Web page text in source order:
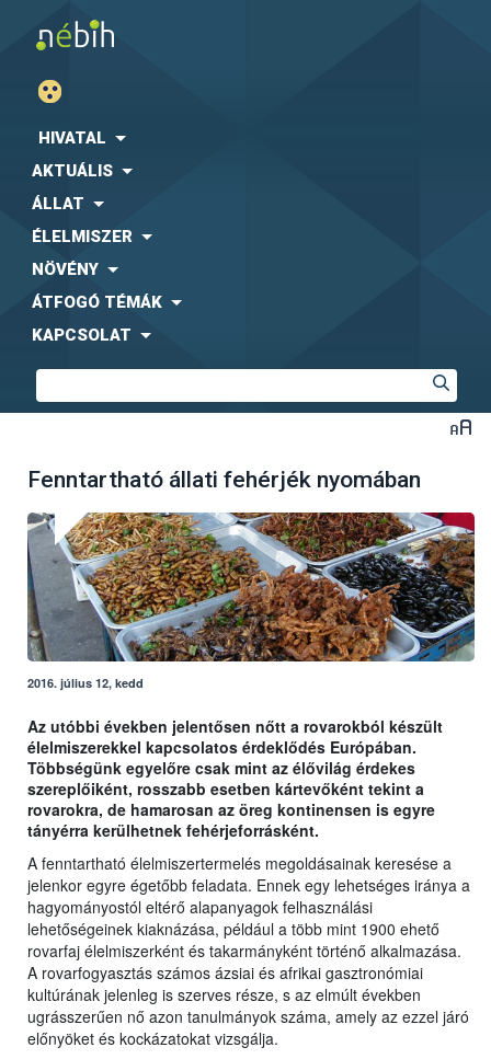
HIVATAL
AKTUÁLIS
ÁLLAT
ÉLELMISZER
NÖVÉNY
ÁTFOGÓ TÉMÁK
KAPCSOLAT
Fenntartható állati fehérjék nyomában
2016. július 12, kedd
Az utóbbi években jelentősen nőtt a rovarokból készült
élelmiszerekkel kapcsolatos érdeklődés Európában.
Többségünk egyelőre csak mint az élővilág érdekes
szereplőiként, rosszabb esetben kártevőként tekint a
rovarokra, de hamarosan az öreg kontinensen is egyre
tányérra kerülhetnek fehérjeforrásként.
A fenntartható élelmiszertermelés megoldásainak keresése a
jelenkor egyre égetőbb feladata. Ennek egy lehetséges iránya a
hagyományostól eltérő alapanyagok felhasználási
lehetőségeinek kiaknázása, például a több mint 1900 ehető
rovarfaj élelmiszerként és takarmányként történő alkalmazása.
A rovarfogyasztás számos ázsiai és afrikai gasztronómiai
kultúrának jelenleg is szerves része, s az elmúlt években
ugrásszerűen nő azon tanulmányok száma, amely az ezzel járó
előnyöket és kockázatokat vizsgálja.